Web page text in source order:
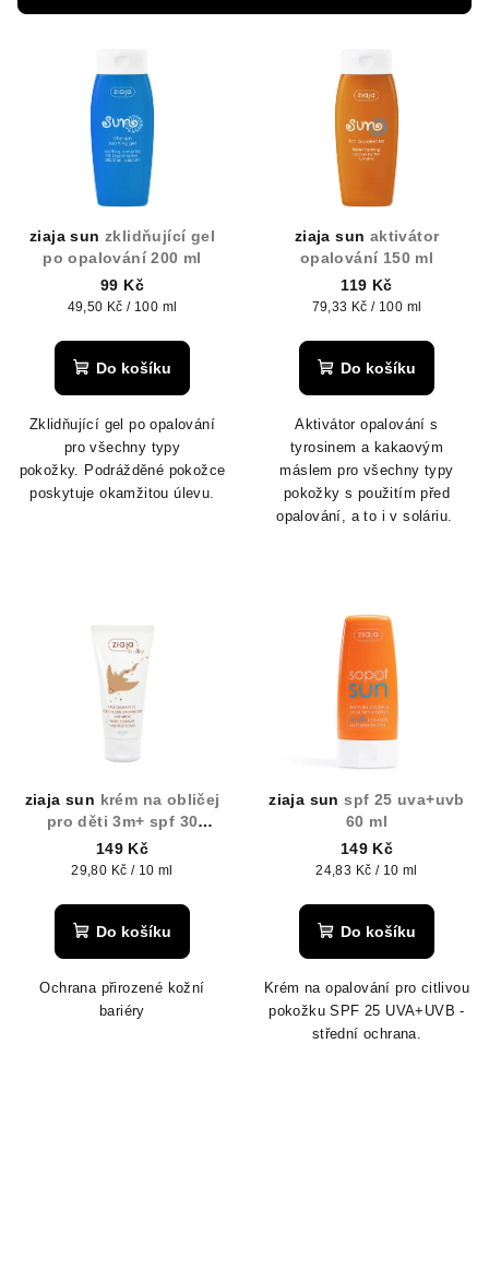
r
ziaja sun zklidňující gel
po opalování 200 ml
99 Kč
Měrná
49,50 Kč / 100 ml
Do košíku
Zklidňující gel po opalování
pro všechny typy
pokožky. Podrážděné pokožce
poskytuje okamžitou úlevu.
ziaja sun aktivátor
opalování 150 ml
119 Kč
Měrná
79,33 Kč / 100 ml
Do košíku
Aktivátor opalování s
tyrosinem a kakaovým
máslem pro všechny typy
pokožky s použitím před
opalování, a to i v soláriu.
ziaja sun krém na obličej
pro děti 3m+ spf 30
voděodolný 50ml
149 Kč
Měrná
29,80 Kč / 10 ml
Do košíku
Ochrana přirozené kožní
bariéry
ziaja sunspf 25 uva+uvb
60 ml
149 Kč
Měrná
24,83 Kč / 10 ml
Do košíku
Krém na opalování pro citlivou
pokožku SPF 25 UVA+UVB -
střední ochrana.